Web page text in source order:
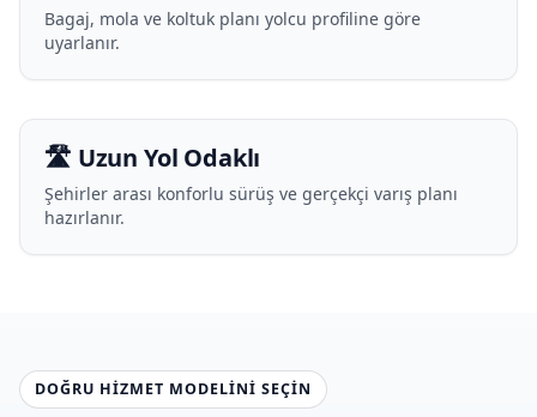
Bagaj, mola ve koltuk planı yolcu profiline göre
uyarlanır.
🛣️ Uzun Yol Odaklı
Şehirler arası konforlu sürüş ve gerçekçi varış planı
hazırlanır.
DOĞRU HIZMET MODELINI SEÇIN